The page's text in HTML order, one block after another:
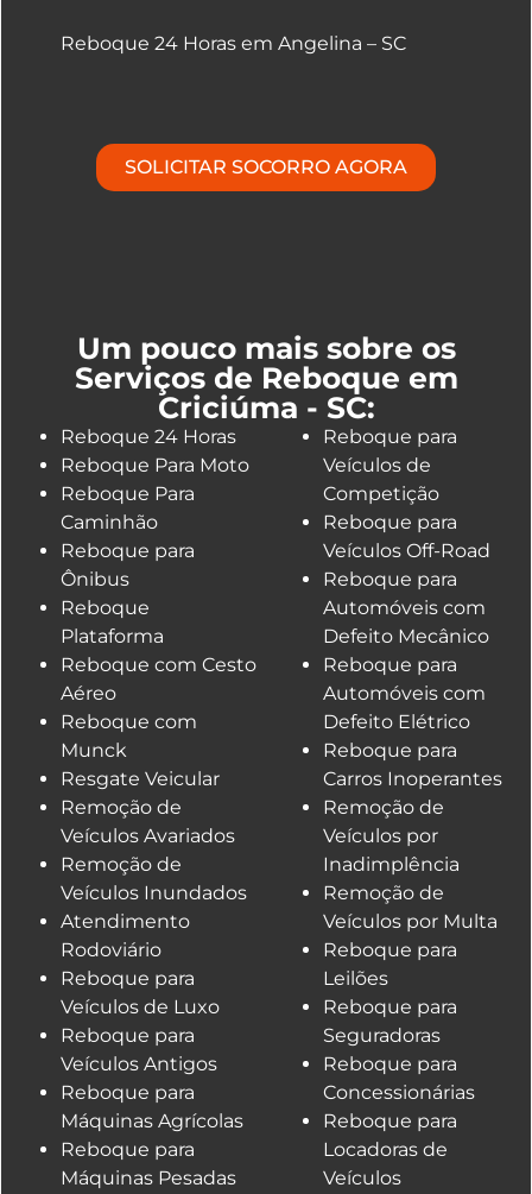
Reboque 24 Horas em Angelina – SC
SOLICITAR SOCORRO AGORA
Um pouco mais sobre os
Serviços de Reboque em
Criciúma - SC:
Reboque 24 Horas
Reboque Para Moto
Reboque Para
Caminhão
Reboque para
Ônibus
Reboque
Plataforma
Reboque com Cesto
Aéreo
Reboque com
Munck
Resgate Veicular
Remoção de
Veículos Avariados
Remoção de
Veículos Inundados
Atendimento
Rodoviário
Reboque para
Veículos de Luxo
Reboque para
Veículos Antigos
Reboque para
Máquinas Agrícolas
Reboque para
Máquinas Pesadas
Reboque para
Veículos de
Competição
Reboque para
Veículos Off-Road
Reboque para
Automóveis com
Defeito Mecânico
Reboque para
Automóveis com
Defeito Elétrico
Reboque para
Carros Inoperantes
Remoção de
Veículos por
Inadimplência
Remoção de
Veículos por Multa
Reboque para
Leilões
Reboque para
Seguradoras
Reboque para
Concessionárias
Reboque para
Locadoras de
Veículos